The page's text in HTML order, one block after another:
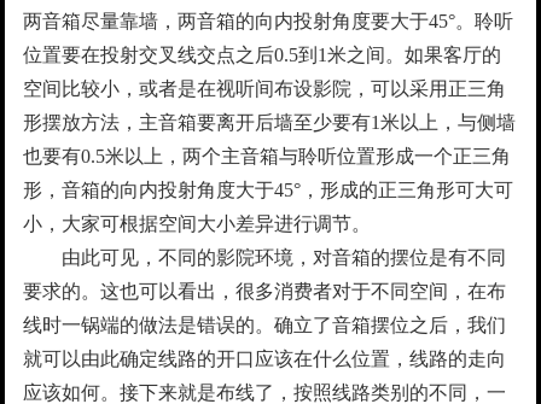
两音箱尽量靠墙，两音箱的向内投射角度要大于45°。聆听
位置要在投射交叉线交点之后0.5到1米之间。如果客厅的
空间比较小，或者是在视听间布设影院，可以采用正三角
形摆放方法，主音箱要离开后墙至少要有1米以上，与侧墙
也要有0.5米以上，两个主音箱与聆听位置形成一个正三角
形，音箱的向内投射角度大于45°，形成的正三角形可大可
小，大家可根据空间大小差异进行调节。
由此可见，不同的影院环境，对音箱的摆位是有不同
要求的。这也可以看出，很多消费者对于不同空间，在布
线时一锅端的做法是错误的。确立了音箱摆位之后，我们
就可以由此确定线路的开口应该在什么位置，线路的走向
应该如何。接下来就是布线了，按照线路类别的不同，一